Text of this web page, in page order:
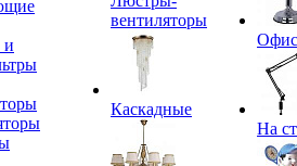
и
вентиляторы
Каскадные
На